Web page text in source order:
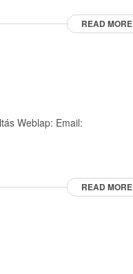
READ MORE
Weblap: Email:
READ MORE